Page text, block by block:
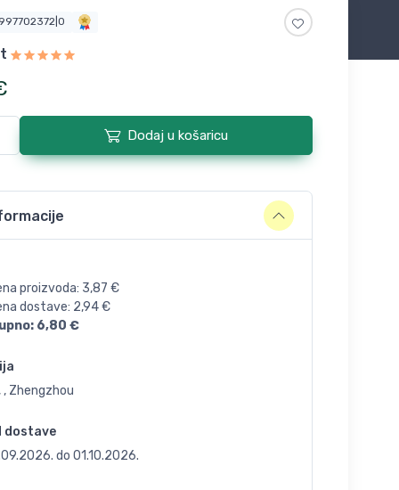
Dodaj u košaricu
proizvoda: 3,87 €
dostave: 2,94€
6,80 €
, Zhengzhou
dostave
do 01.10.2026.